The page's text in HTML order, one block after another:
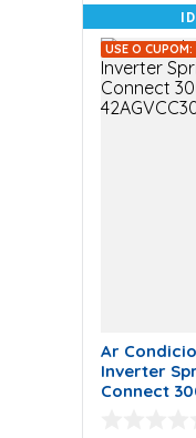
USE O
Ar
Inverter
Connect